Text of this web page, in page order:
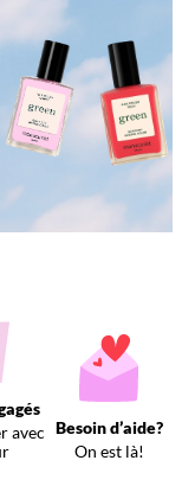
avec Besoin d’aide?
On est là!